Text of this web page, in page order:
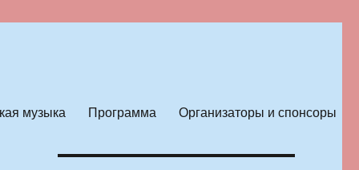
музыка Программа Организаторы и спонсоры